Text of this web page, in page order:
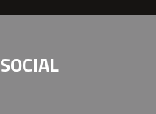
SOCIAL